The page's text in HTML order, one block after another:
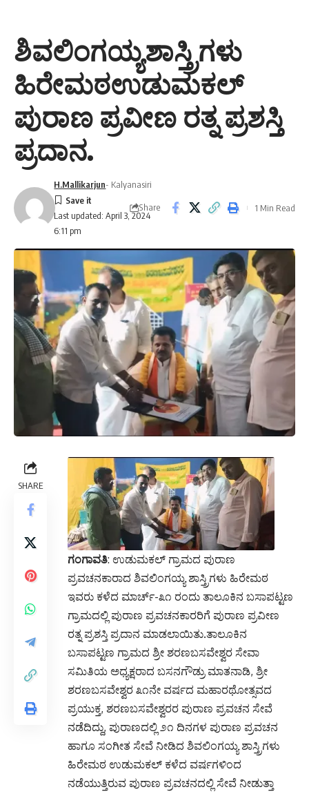
ಶಿವಲಿಂಗಯ್ಯಶಾಸ್ತ್ರಿಗಳು
ಹಿರೇಮಠಉಡುಮಕಲ್
ಪುರಾಣ ಪ್ರವೀಣ ರತ್ನ ಪ್ರಶಸ್ತಿ
ಪ್ರದಾನ.
Last updated: April 3, 2024
6:11 pm
H.Mallikarjun- Kalyanasiri
Share 1 Min Read
SHARE
ಗಂಗಾವತಿ: ಉಡುಮಕಲ್ ಗ್ರಾಮದ ಪುರಾಣ
ಪ್ರವಚನಕಾರಾದ ಶಿವಲಿಂಗಯ್ಯ ಶಾಸ್ತ್ರಿಗಳು ಹಿರೇಮಠ
ಇವರು ಕಳೆದ ಮಾರ್ಚ್-೩೧ ರಂದು ತಾಲೂಕಿನ ಬಸಾಪಟ್ಟಣ
ಗ್ರಾಮದಲ್ಲಿ ಪುರಾಣ ಪ್ರವಚನಕಾರರಿಗೆ ಪುರಾಣ ಪ್ರವೀಣ
ರತ್ನ ಪ್ರಶಸ್ತಿ ಪ್ರದಾನ ಮಾಡಲಾಯಿತು.ತಾಲೂಕಿನ
ಬಸಾಪಟ್ಟಣ ಗ್ರಾಮದ ಶ್ರೀ ಶರಣಬಸವೇಶ್ವರ ಸೇವಾ
ಸಮಿತಿಯ ಅಧ್ಯಕ್ಷರಾದ ಬಸನಗೌಡ್ರು ಮಾತನಾಡಿ, ಶ್ರೀ
ಶರಣಬಸವೇಶ್ವರ ೩೧ನೇ ವರ್ಷದ ಮಹಾರಥೋತ್ಸವದ
ಪ್ರಯುಕ್ತ, ಶರಣಬಸವೇಶ್ವರರ ಪುರಾಣ ಪ್ರವಚನ ಸೇವೆ
ನಡೆದಿದ್ದು, ಪುರಾಣದಲ್ಲಿ ೨೧ ದಿನಗಳ ಪುರಾಣ ಪ್ರವಚನ
ಹಾಗೂ ಸಂಗೀತ ಸೇವೆ ನೀಡಿದ ಶಿವಲಿಂಗಯ್ಯ ಶಾಸ್ತ್ರಿಗಳು
ಹಿರೇಮಠ ಉಡುಮಕಲ್ ಕಳೆದ ವರ್ಷಗಳಿಂದ
ನಡೆಯುತ್ತಿರುವ ಪುರಾಣ ಪ್ರವಚನದಲ್ಲಿ ಸೇವೆ ನೀಡುತ್ತಾ